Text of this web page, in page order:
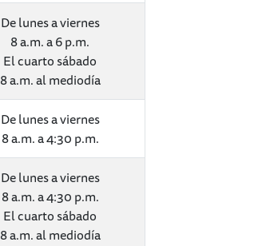
De lunes a viernes
8 a.m. a 6 p.m.
El cuarto sábado
8 a.m. al mediodía
De lunes a viernes
8 a.m. a 4:30 p.m.
De lunes a viernes
8 a.m. a 4:30 p.m.
El cuarto sábado
8 a.m. al mediodía